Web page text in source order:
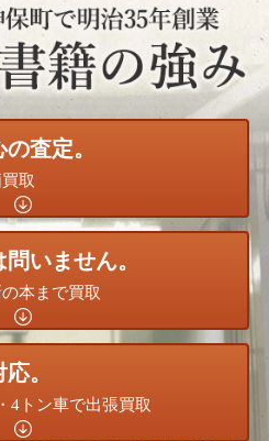
査定。
取
いません。
本まで買取
。
4トン車で出張買取